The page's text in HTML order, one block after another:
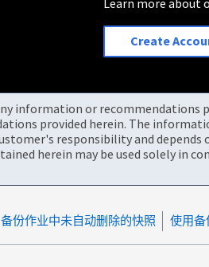
Create
information or recommendations
provided herein. The
responsibility and
herein may be used solely in
备份作业中未自动删除的快照 使用备